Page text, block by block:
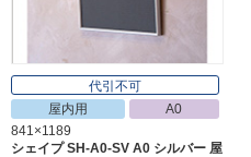
代引不可
屋内用
A0
841×1189
シェイプ SH-A0-SV A0 シルバー 屋